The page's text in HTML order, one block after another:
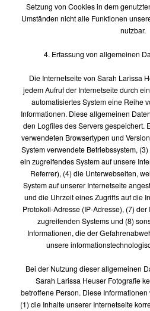
Setzung von Cookies in dem
Umständen nicht alle Funktionen
nutzbar.
4. Erfassung von allgemeinen
Die Internetseite von Sarah Larissa
jedem Aufruf der Internetseite durch
automatisiertes System eine Reihe
Informationen. Diese allgemeinen
den Logfiles des Servers gespeichert.
verwendeten Browsertypen und
System verwendete Betriebssystem,
ein zugreifendes System auf unsere
Referrer), (4) die Unterwebseiten,
System auf unserer Internetseite
und die Uhrzeit eines Zugriffs auf die
Protokoll-Adresse (IP-Adresse), (7)
zugreifenden Systems und (8)
Informationen, die der
unsere
Bei der Nutzung dieser allgemeinen
Sarah Larissa Heuser Fotografie
betroffene Person. Diese
(1) die Inhalte unserer Internetseite